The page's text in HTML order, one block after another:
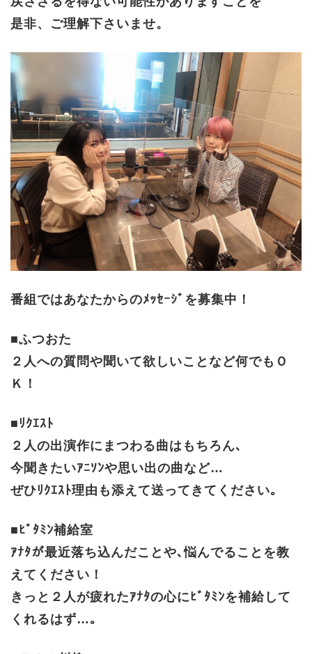
是非、ご理解下さいませ。
番組ではあなたからのﾒｯｾｰｼﾞを募集中！
■ふつおた
２人への質問や聞いて欲しいことなど何でもＯ
Ｋ！
■ﾘｸｴｽﾄ
２人の出演作にまつわる曲はもちろん､
今聞きたいｱﾆｿﾝや思い出の曲など…
ぜひﾘｸｴｽﾄ理由も添えて送ってきてください｡
■ﾋﾞﾀﾐﾝ補給室
ｱﾅﾀが最近落ち込んだことや､悩んでることを教
えてください！
きっと２人が疲れたｱﾅﾀの心にﾋﾞﾀﾐﾝを補給して
くれるはず…｡